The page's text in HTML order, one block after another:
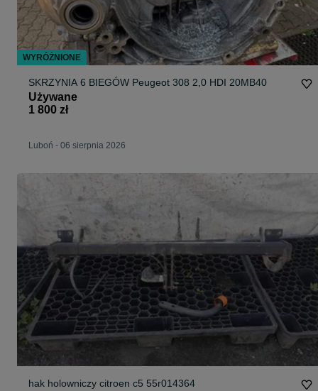
SKRZYNIA 6 BIEGÓW Peugeot 308 2,0 HDI 20MB40
Używane
1 800 zł
Luboń - 06 sierpnia 2026
hak holowniczy citroen c5 55r014364
WYRÓŻNIONE